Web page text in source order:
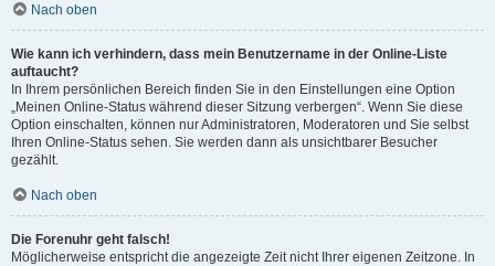
Nach oben
Wie kann ich verhindern, dass mein Benutzername in der Online-Liste
auftaucht?
In Ihrem persönlichen Bereich finden Sie in den Einstellungen eine Option
„Meinen Online-Status während dieser Sitzung verbergen“. Wenn Sie diese
Option einschalten, können nur Administratoren, Moderatoren und Sie selbst
Ihren Online-Status sehen. Sie werden dann als unsichtbarer Besucher
gezählt.
Nach oben
Die Forenuhr geht falsch!
Möglicherweise entspricht die angezeigte Zeit nicht Ihrer eigenen Zeitzone. In